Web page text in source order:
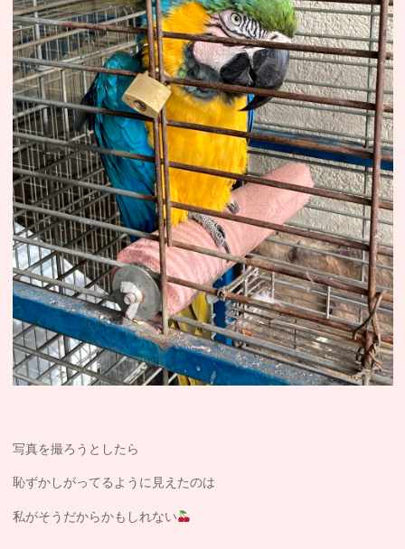
写真を撮ろうとしたら
恥ずかしがってるように見えたのは
私がそうだからかもしれない